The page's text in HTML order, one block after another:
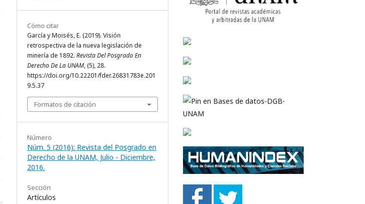
Cómo citar
García y Moisés, E. (2019). Visión
retrospectiva de la nueva legislación de
minería de 1892. Revista Del Posgrado En
Derecho De La UNAM, (5), 28.
https://doi.org/10.22201/fder.26831783e.201
9.5.37
Formatos de citación
Número
Núm. 5 (2016): Revista del Posgrado en
Derecho de la UNAM, Julio - Diciembre,
2016.
Sección
Artículos